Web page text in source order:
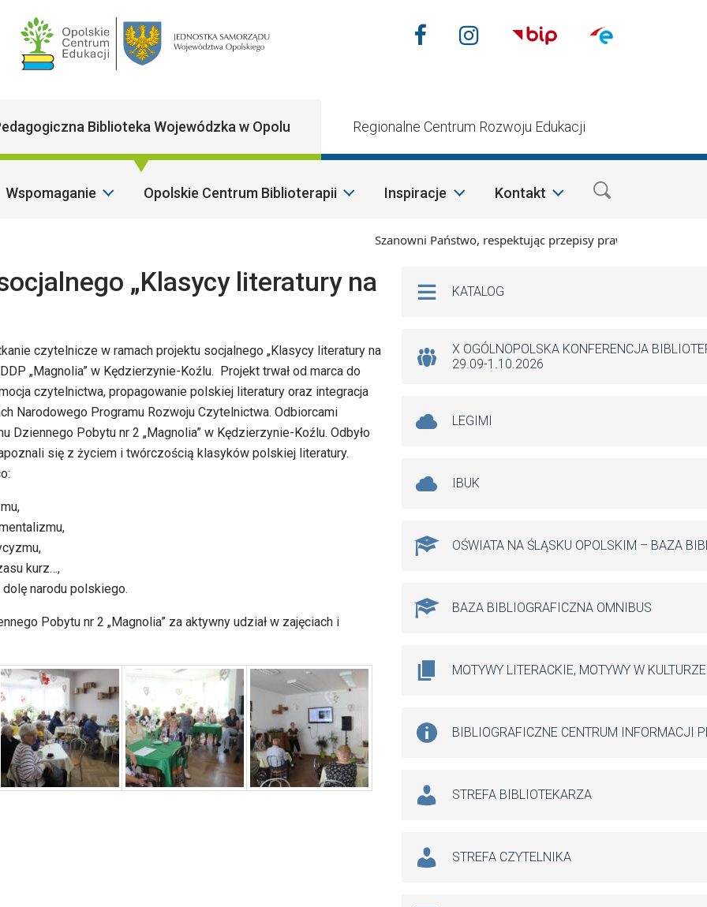
Main Navigation
Nasze media
FacebookInstagram
Biblioteka Wojewódzka w Opolu Regionalne Centrum Rozwoju Edukacji
Wspomaganie Opolskie Centrum Biblioterapii Inspiracje Kontakt
Szanowni Państwo, respektując przepisy prawa i mając na
„Klasycy literatury na
czytelnicze w ramach projektu socjalnego „Klasycy literatury na
„Magnolia” w Kędzierzynie-Koźlu. Projekt trwał od marca do
czytelnictwa, propagowanie polskiej literatury oraz integracja
Narodowego Programu Rozwoju Czytelnictwa. Odbiorcami
Dziennego Pobytu nr 2 „Magnolia” w Kędzierzynie-Koźlu. Odbyło
się z życiem i twórczością klasyków polskiej literatury.
kurz…,
narodu polskiego.
Pobytu nr 2 „Magnolia” za aktywny udział w zajęciach i
Na skróty
KATALOG
X OGÓLNOPOLSKA KONFERENCJA
29.09-1.10.2026
LEGIMI
IBUK
OŚWIATA NA ŚLĄSKU OPOLSKIM – BAZA
BAZA BIBLIOGRAFICZNA OMNIBUS
MOTYWY LITERACKIE, MOTYWY W KULTURZE
BIBLIOGRAFICZNE CENTRUM INFORMACJI
STREFA BIBLIOTEKARZA
STREFA CZYTELNIKA